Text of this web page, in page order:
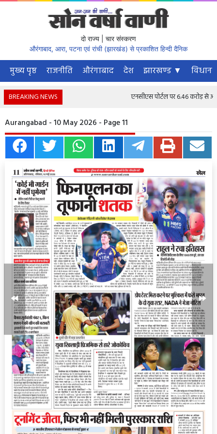
दो राज्य | चार संस्करण
औरंगाबाद, आरा, पटना एवं रांची (झारखंड) से प्रकाशित हिन्दी दैनिक
मुख्य पृष्ठ राजनीति औरंगाबाद देश झारखण्ड ▼
BREAKING NEWS एनसीएस पोर्टल पर 6.46 करोड़ से
Aurangabad - 10 May 2026 - Page 11